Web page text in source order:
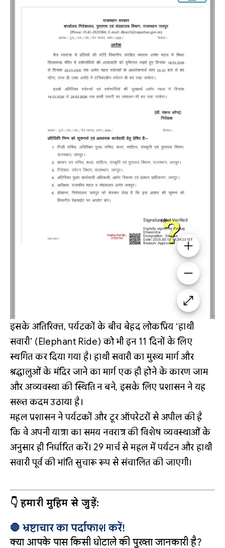
इसके अतिरिक्त, पर्यटकों के बीच बेहद लोकप्रिय ‘हाथी
सवारी’ (Elephant Ride) को भी इन 11 दिनों के लिए
स्थगित कर दिया गया है। हाथी सवारी का मुख्य मार्ग और
श्रद्धालुओं के मंदिर जाने का मार्ग एक ही होने के कारण जाम
और अव्यवस्था की स्थिति न बने, इसके लिए प्रशासन ने यह
सख्त कदम उठाया है।
महल प्रशासन ने पर्यटकों और टूर ऑपरेटरों से अपील की है
कि वे अपनी यात्रा का समय नवरात्र की विशेष व्यवस्थाओं के
अनुसार ही निर्धारित करें। 29 मार्च से महल में पर्यटन और हाथी
सवारी पूर्व की भांति सुचारू रूप से संचालित की जाएगी।
👇 हमारी मुहिम से जुड़ें:
🛑 भ्रष्टाचार का पर्दाफाश करें!
क्या आपके पास किसी घोटाले की पुख्ता जानकारी है?